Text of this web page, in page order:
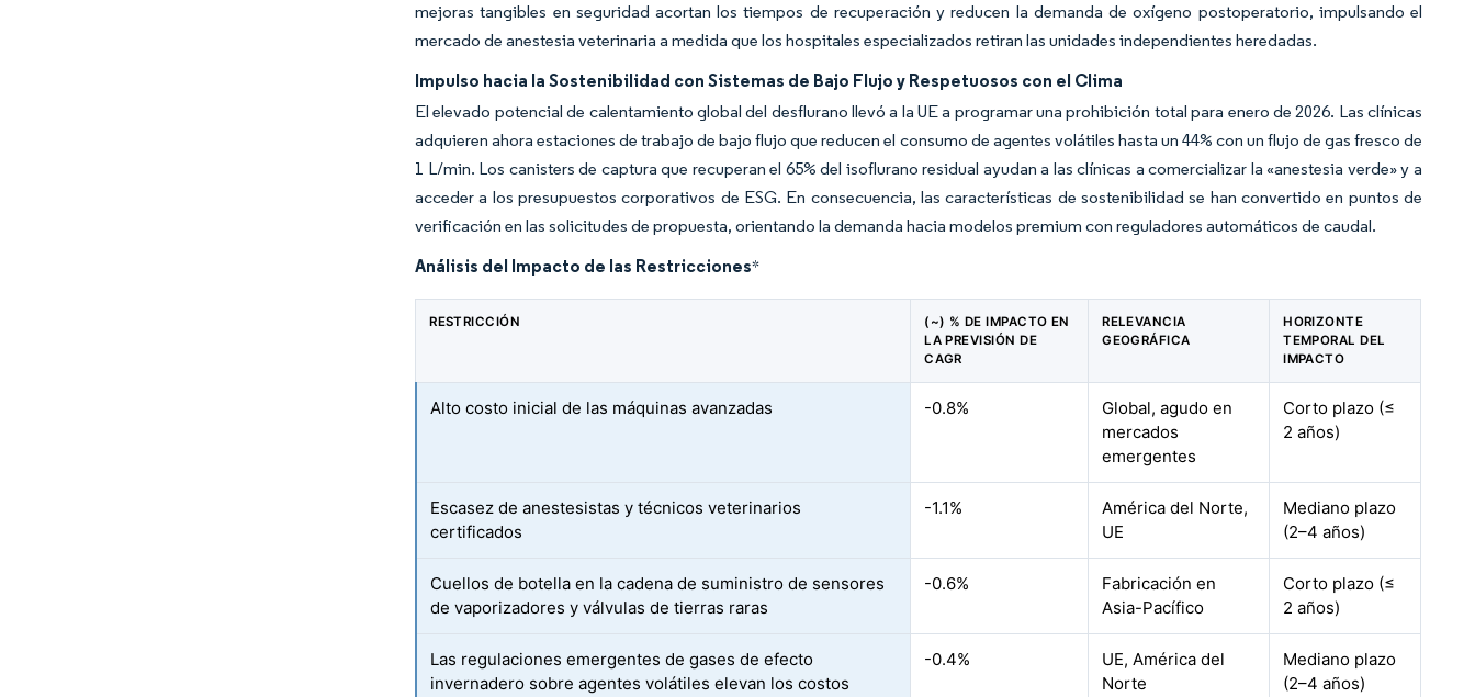
mejoras tangibles en seguridad acortan los tiempos de recuperación y reducen la demanda de oxígeno postoperatorio, impulsando el
mercado de anestesia veterinaria a medida que los hospitales especializados retiran las unidades independientes heredadas.
Impulso hacia la Sostenibilidad con Sistemas de Bajo Flujo y Respetuosos con el Clima
El elevado potencial de calentamiento global del desflurano llevó a la UE a programar una prohibición total para enero de 2026. Las clínicas
adquieren ahora estaciones de trabajo de bajo flujo que reducen el consumo de agentes volátiles hasta un 44% con un flujo de gas fresco de
1 L/min. Los canisters de captura que recuperan el 65% del isoflurano residual ayudan a las clínicas a comercializar la «anestesia verde» y a
acceder a los presupuestos corporativos de ESG. En consecuencia, las características de sostenibilidad se han convertido en puntos de
verificación en las solicitudes de propuesta, orientando la demanda hacia modelos premium con reguladores automáticos de caudal.
Análisis del Impacto de las Restricciones*
RESTRICCIÓN
(~) % DE IMPACTO EN
LA PREVISIÓN DE
CAGR
RELEVANCIA
GEOGRÁFICA
HORIZONTE
TEMPORAL DEL
IMPACTO
Alto costo inicial de las máquinas avanzadas -0.8%
Global, agudo en
mercados
emergentes
Corto plazo (≤
2 años)
Escasez de anestesistas y técnicos veterinarios
certificados
-1.1%
América del Norte,
UE
Mediano plazo
(2–4 años)
Cuellos de botella en la cadena de suministro de sensores
de vaporizadores y válvulas de tierras raras
-0.6%
Fabricación en
Asia-Pacífico
Corto plazo (≤
2 años)
Las regulaciones emergentes de gases de efecto
invernadero sobre agentes volátiles elevan los costos
-0.4%
UE, América del
Norte
Mediano plazo
(2–4 años)